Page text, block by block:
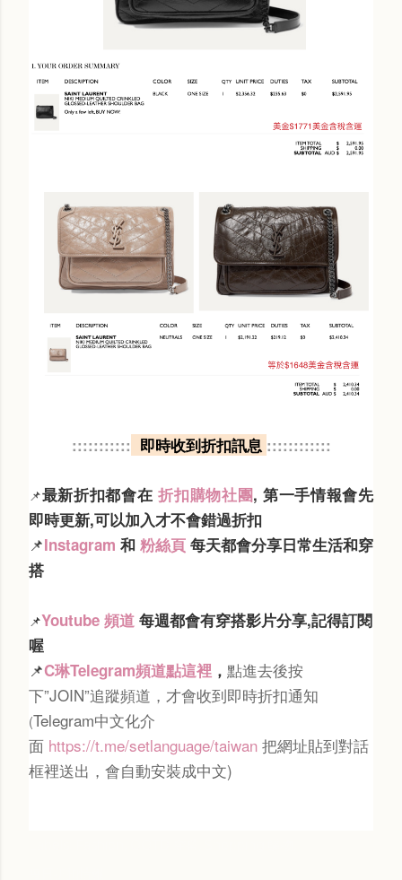
::::::::::: 即時收到折扣訊息 ::::::::::::
📌最新折扣都會在折扣購物社團, 第一手情報會先
即時更新,可以加入才不會錯過折扣
📌Instagram 和 粉絲頁 每天都會分享日常生活和穿
搭
📌Youtube 頻道 每週都會有穿搭影片分享,記得訂閱
喔
📌C琳Telegram頻道點這裡 ， 點進去後按
下”JOIN”追蹤頻道，才會收到即時折扣通知
(Telegram中文化介
面 https://t.me/setlanguage/taiwan 把網址貼到對話
框裡送出，會自動安裝成中文)